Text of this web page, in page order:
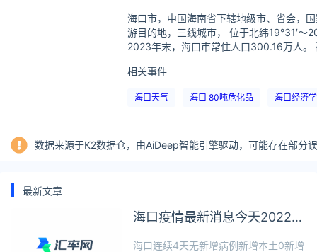
海口市，中国海南省下辖地级市、省会，
游目的地，三线城市， 位于北纬19°31′～
2023年末，海口市常住人口300.16万人
相关事件
海口天气 海口 80吨危化品 海口经济
数据来源于K2数据仓，由AiDeep智能引擎驱动，可能存在部分
最新文章
海口疫情最新消息今天2022年
海口连续4天无新增病例新增本土0新增